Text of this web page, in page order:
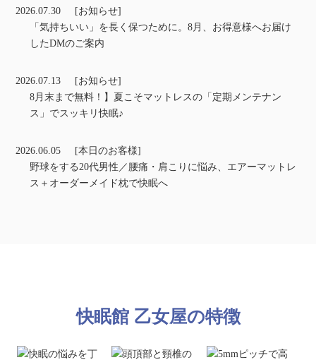
2026.07.30
[お知らせ]
「気持ちいい」を長く保つために。8月、お得意様へお届け
したDMのご案内
2026.07.13
[お知らせ]
8月末まで無料！】夏こそマットレスの「定期メンテナン
ス」でスッキリ快眠♪
2026.06.05
[本日のお客様]
野球をする20代男性／腰痛・肩こりに悩み、エアーマットレ
ス＋オーダーメイド枕で快眠へ
快眠館 乙女屋の特徴